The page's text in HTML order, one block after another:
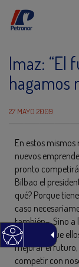
Imaz: “El
hagamos
27 MAYO 2009
En estos
nuevos
pronto
Bilbao el
qué? Porque
caso
también–. Sino a
bienestar que
mejorar el futuro,
competir con